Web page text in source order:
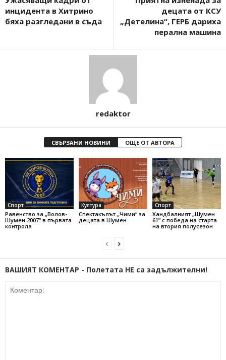
инцидента в Хитрино
бяха разгледани в съда
децата от КСУ
„Детелина“, ГЕРБ дариха
перална машина
redaktor
СВЪРЗАНИ НОВИНИ ОЩЕ ОТ АВТОРА
Спорт
Равенство за „Волов-
Шумен 2007“ в първата
контрола
Култура
Спектакълът „Чими“ за
децата в Шумен
Спорт
Хандбалният „Шумен
61” с победа на старта
на втория полусезон
ВАШИЯТ КОМЕНТАР - Полетата НЕ са задължителни!